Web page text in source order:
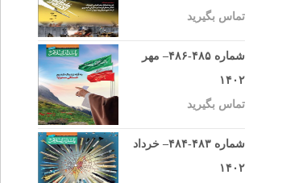
تماس بگیرید
شماره ۴۸۵-۴۸۶– مهر
۱۴۰۲
تماس بگیرید
شماره ۴۸۳-۴۸۴– خرداد
۱۴۰۲